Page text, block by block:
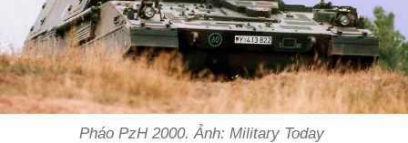
Pháo PzH 2000. Ảnh: Military Today